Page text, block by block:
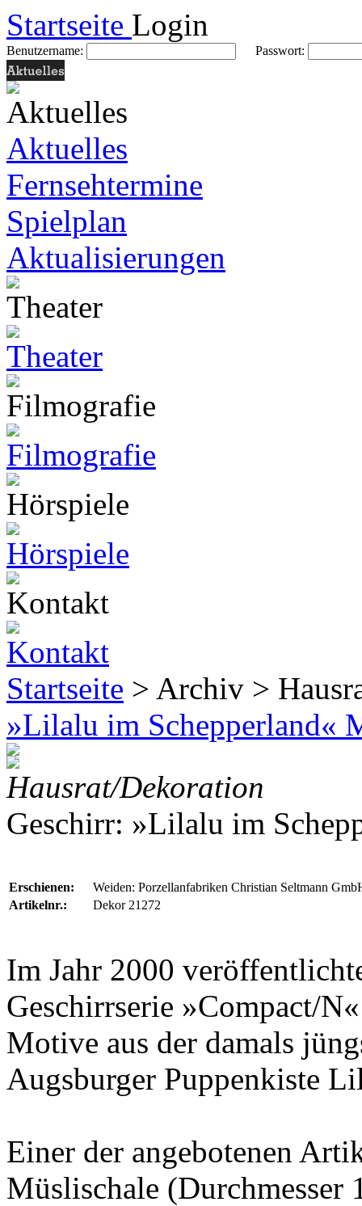
Startseite Login
Benutzername: Passwort:
Aktuelles
Fernsehtermine
Spielplan
Aktualisierungen
Startseite > Archiv >
»Lilalu im Schepperland«
Hausrat/Dekoration
Geschirr: »Lilalu im
Erschienen:
Weiden: Porzellanfabriken Christian Seltmann
Artikelnr.:
Dekor 21272
Im Jahr 2000
Geschirrserie »Compact/
Motive aus der damals
Augsburger Puppenkiste
Einer der angebotenen
Müslischale (Durchmesser